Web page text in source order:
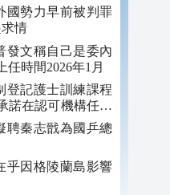
國勢力早前被判罪
情
發文稱自己是委內
任時間2026年1月
登記護士訓練課程
諾在認可機構任職
聘秦志戩為國乒總
乎因格陵蘭島影響